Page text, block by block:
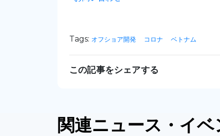
Tags: オフショア開発 コロナ ベトナム
この記事をシェアする
関連ニュース ・イ